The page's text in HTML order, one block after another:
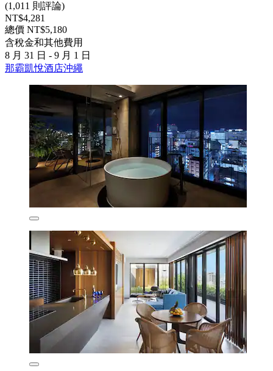
(1,011 則評論)
NT$4,281
總價 NT$5,180
含稅金和其他費用
8 月 31 日 - 9 月 1 日
那霸凱悅酒店沖繩